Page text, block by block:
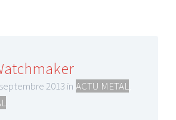
2013 in ACTU METAL